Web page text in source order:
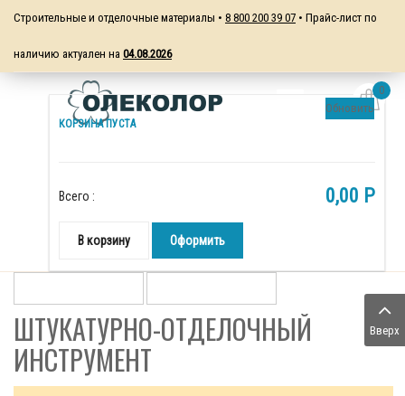
Строительные и отделочные материалы • 8 800 200 39 07 • Прайс-лист по
наличию актуален на 04.08.2026
0
КОРЗИНА ПУСТА
Обновить
Всего : 0,00 P
В корзину Оформить
ШТУКАТУРНО-ОТДЕЛОЧНЫЙ
ИНСТРУМЕНТ
Вверх